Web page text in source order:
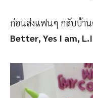
ก่อนส่งแฟนๆ กลับบ้าน
Better, Yes I am,